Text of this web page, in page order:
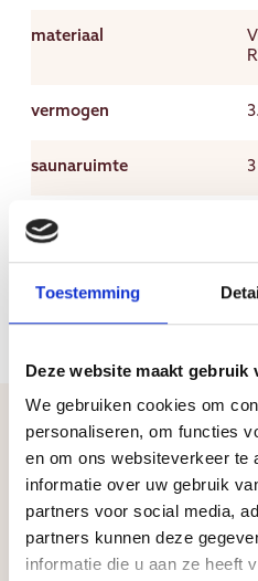
Toestemming
Deze website maakt gebruik
We gebruiken cookies om
personaliseren, om functies
en om ons websiteverkeer te
informatie over uw gebruik
partners voor social media,
partners kunnen deze
informatie die u aan ze heeft
materiaal
vermogen
saunaruimte
afmeting